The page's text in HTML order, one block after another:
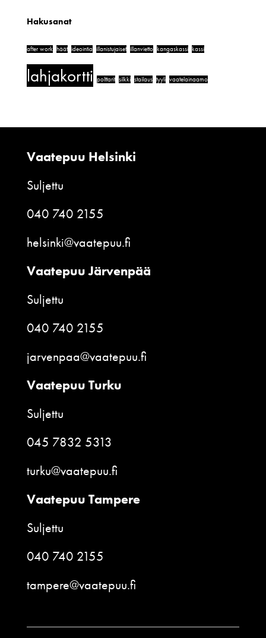
Hakusanat
after work häät ideointia illanistujaiset illanvietto kangaskassi kassi
lahjakortti polttarit silkki stailaus tyyli vaatelainaamo
Vaatepuu Helsinki
Suljettu
040 740 2155
helsinki@vaatepuu.fi
Vaatepuu Järvenpää
Suljettu
040 740 2155
jarvenpaa@vaatepuu.fi
Vaatepuu Turku
Suljettu
045 7832 5313
turku@vaatepuu.fi
Vaatepuu Tampere
Suljettu
040 740 2155
tampere@vaatepuu.fi